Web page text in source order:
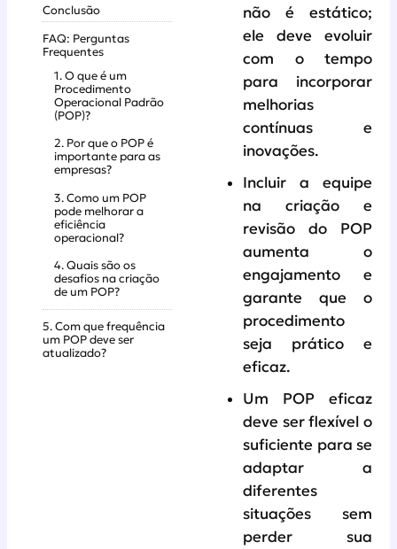
Conclusão
FAQ: Perguntas
Frequentes
1. O que é um
Procedimento
Operacional Padrão
(POP)?
2. Por que o POP é
importante para as
empresas?
3. Como um POP
pode melhorar a
eficiência
operacional?
4. Quais são os
desafios na criação
de um POP?
5. Com que frequência
um POP deve ser
atualizado?
não é estático;
ele deve evoluir
com o tempo
para incorporar
melhorias
contínuas e
inovações.
Incluir a equipe
na criação e
revisão do POP
aumenta o
engajamento e
garante que o
procedimento
seja prático e
eficaz.
Um POP eficaz
deve ser flexível o
suficiente para se
adaptar a
diferentes
situações sem
perder sua